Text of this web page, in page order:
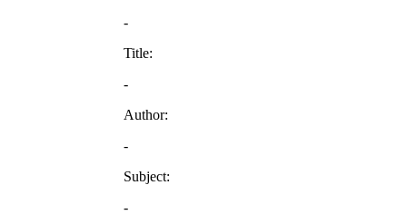
-
Title:
-
Author:
-
Subject:
-